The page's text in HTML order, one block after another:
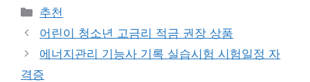
카
테
고
리
추천
어린이 청소년 고금리 적금 권장 상품
에너지관리 기능사 기록 실습시험 시험일정 자
격증